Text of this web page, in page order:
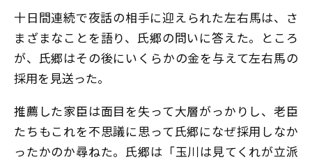
十日間連続で夜話の相手に迎えられた左右馬は、さ
まざまなことを語り、氏郷の問いに答えた。ところ
が、氏郷はその後にいくらかの金を与えて左右馬の
採用を見送った。
推薦した家臣は面目を失って大層がっかりし、老臣
たちもこれを不思議に思って氏郷になぜ採用しなか
ったかのか尋ねた。氏郷は「玉川は見てくれが立派